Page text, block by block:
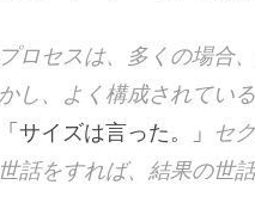
ロセスは、多くの場合
し、よく構成されてい
サイズは言った。」 セ
話をすれば、結果の世